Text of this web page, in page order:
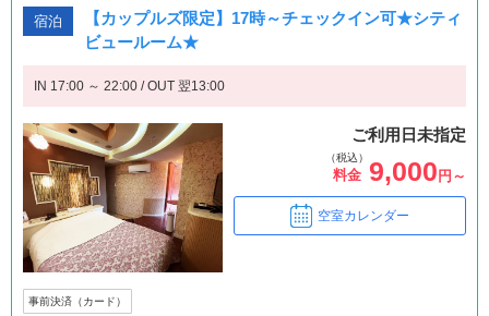
宿泊
【カップルズ限定】17時～チェックイン可★シティ
ビュールーム★
IN 17:00 ～ 22:00 / OUT 翌13:00
ご利用日未指定
（税込）
料金 9,000 円～
空室カレンダー
事前決済（カード）